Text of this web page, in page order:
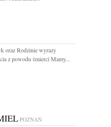
oraz Rodzinie wyrazy
z powodu śmierci Mamy...
POZNAŃ